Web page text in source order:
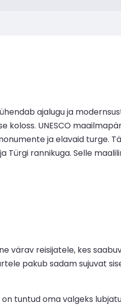
ajalugu ja
koloss. UNESCO
ja elavaid turge.
rannikuga. Selle
värav reisijatele, kes
pakub sadam sujuvat
tuntud oma valgeks